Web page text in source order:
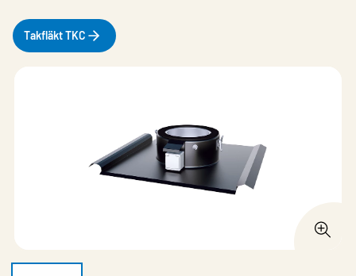
Takfläkt TKC